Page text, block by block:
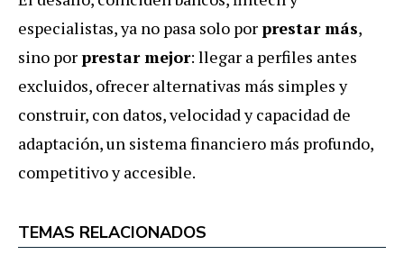
especialistas, ya no pasa solo porprestar más,
sino porprestar mejor: llegar a perfiles antes
excluidos, ofrecer alternativas más simples y
construir, con datos, velocidad y capacidad de
adaptación, un sistema financiero más profundo,
competitivo y accesible.
TEMAS RELACIONADOS